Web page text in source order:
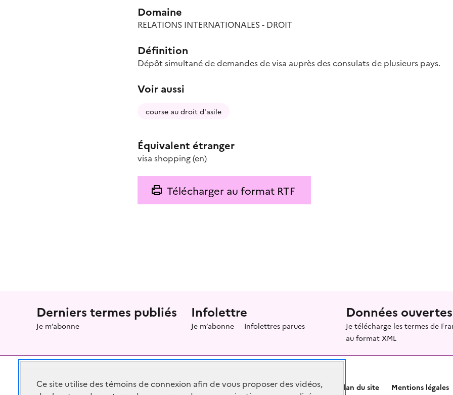
Domaine
RELATIONS INTERNATIONALES - DROIT
Définition
Dépôt simultané de demandes de visa auprès des consulats de plusieurs pays.
Voir aussi
course au droit d'asile
Équivalent étranger
visa shopping(en)
Télécharger au format RTF
Menu prefooter
Derniers termes publiés
Je m’abonne
Infolettre
Je m’abonne Infolettres parues
Données ouvertes
Je télécharge les termes de
au format XML
Plan du site Mentions légales
Ce site utilise des témoins de connexion afin de vous proposer des vidéos,